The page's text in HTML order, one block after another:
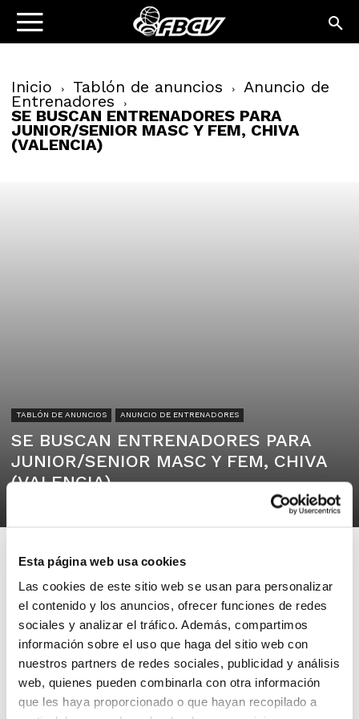
Esta página web usa cookies
Las cookies de este sitio web se usan para personalizar
el contenido y los anuncios, ofrecer funciones de redes
sociales y analizar el tráfico. Además, compartimos
información sobre el uso que haga del sitio web con
nuestros partners de redes sociales, publicidad y análisis
web, quienes pueden combinarla con otra información
que les haya proporcionado o que hayan recopilado a
Inicio Tablón de anuncios Anuncio de
Entrenadores
SE BUSCAN ENTRENADORES PARA
JUNIOR/SENIOR MASC Y FEM, CHIVA
(VALENCIA)
TABLÓN DE ANUNCIOS ANUNCIO DE ENTRENADORES
SE BUSCAN ENTRENADORES PARA
JUNIOR/SENIOR MASC Y FEM, CHIVA
(VALENCIA)
CLUB BALONCESTO CHIVA
46370
Se buscan entrenadores para la